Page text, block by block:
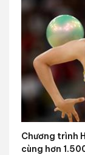
Chương trình
cùng hơn